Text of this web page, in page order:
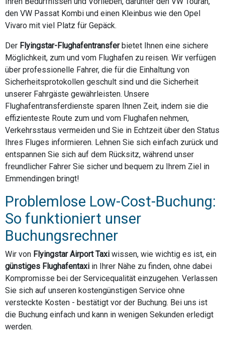
den VW Passat Kombi und einen Kleinbus wie den Opel
Vivaro mit viel Platz für Gepäck.
Der Flyingstar-Flughafentransferbietet Ihnen eine sichere
Möglichkeit, zum und vom Flughafen zu reisen. Wir verfügen
über professionelle Fahrer, die für die Einhaltung von
Sicherheitsprotokollen geschult sind und die Sicherheit
unserer Fahrgäste gewährleisten. Unsere
Flughafentransferdienste sparen Ihnen Zeit, indem sie die
effizienteste Route zum und vom Flughafen nehmen,
Verkehrsstaus vermeiden und Sie in Echtzeit über den Status
Ihres Fluges informieren. Lehnen Sie sich einfach zurück und
entspannen Sie sich auf dem Rücksitz, während unser
freundlicher Fahrer Sie sicher und bequem zu Ihrem Ziel in
Emmendingen bringt!
Problemlose Low-Cost-Buchung:
So funktioniert unser
Buchungsrechner
Wir von Flyingstar Airport Taxi wissen, wie wichtig es ist, ein
günstiges Flughafentaxi in Ihrer Nähe zu finden, ohne dabei
Kompromisse bei der Servicequalität einzugehen. Verlassen
Sie sich auf unseren kostengünstigen Service ohne
versteckte Kosten - bestätigt vor der Buchung. Bei uns ist
die Buchung einfach und kann in wenigen Sekunden erledigt
werden.